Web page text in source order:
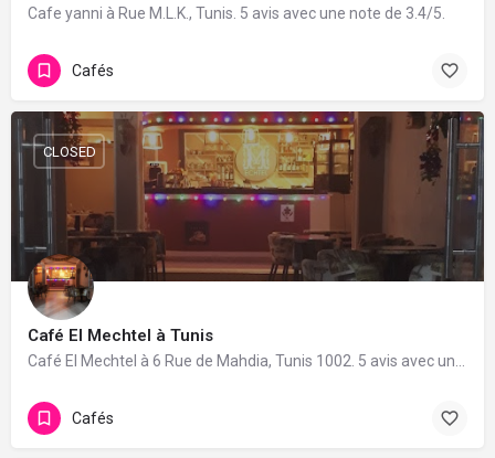
Cafe yanni à Rue M.L.K., Tunis. 5 avis avec une note de 3.4/5.
Cafés
Café El Mechtel à Tunis
Café El Mechtel à 6 Rue de Mahdia, Tunis 1002. 5 avis avec une note de 4.8/5.
CLOSED
Cafés